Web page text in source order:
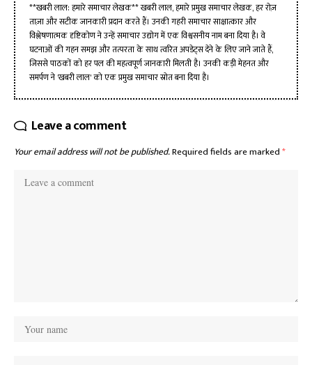
**खबरी लाल: हमारे समाचार लेखक** खबरी लाल, हमारे प्रमुख समाचार लेखक, हर रोज़
ताज़ा और सटीक जानकारी प्रदान करते हैं। उनकी गहरी समाचार साक्षात्कार और
विश्लेषणात्मक दृष्टिकोण ने उन्हें समाचार उद्योग में एक विश्वसनीय नाम बना दिया है। वे
घटनाओं की गहन समझ और तत्परता के साथ त्वरित अपडेट्स देने के लिए जाने जाते हैं,
जिससे पाठकों को हर पल की महत्वपूर्ण जानकारी मिलती है। उनकी कड़ी मेहनत और
समर्पण ने 'खबरी लाल' को एक प्रमुख समाचार स्रोत बना दिया है।
Leave a comment
Your email address will not be published.Required fields are marked*